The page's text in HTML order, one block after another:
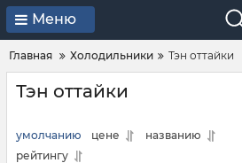
Меню
Главная Холодильники Тэн оттайки
Тэн оттайки
умолчанию цене
названию
рейтингу